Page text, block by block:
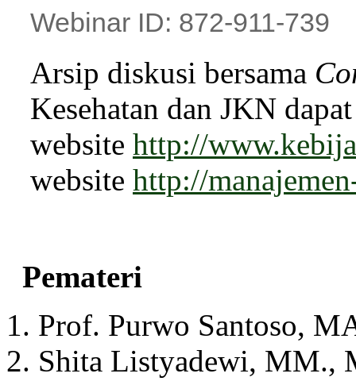
Webinar ID: 872-911-739
Arsip diskusi bersama
Kesehatan dan JKN
website http://
website http://
Pemateri
Prof. Purwo Santoso,
Shita Listyadewi, MM.,